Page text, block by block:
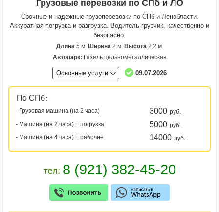
Грузовые перевозки по СПб и ЛО
Срочные и надежные грузоперевозки по СПб и Ленобласти.
Аккуратная погрузка и разгрузка. Водитель-грузчик, качественно и
безопасно.
Длина5 м. Ширина2 м. Высота2,2 м.
Автопарк: Газель цельнометаллическая
Основные услуги 09.07.2026
По СПб :
- Грузовая машина (на 2 часа)
3000 руб.
- Машина (на 2 часа) + погрузка
5000 руб.
- Машина (на 4 часа) + рабочие
14000 руб.